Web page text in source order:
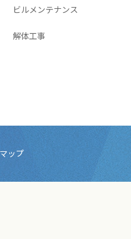
ビルメンテナンス
解体工事
ップ